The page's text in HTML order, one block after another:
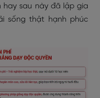
sau này đã lập gia
sống thật hạnh phúc